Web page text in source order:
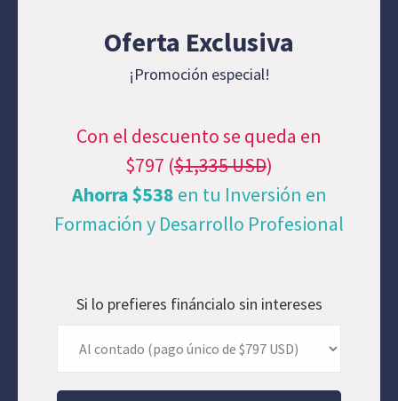
Oferta Exclusiva
¡Promoción especial!
Con el descuento se queda en
$797 ($1,335 USD)
Ahorra $538 en tu Inversión en
Formación y Desarrollo Profesional
Si lo prefieres fináncialo sin intereses